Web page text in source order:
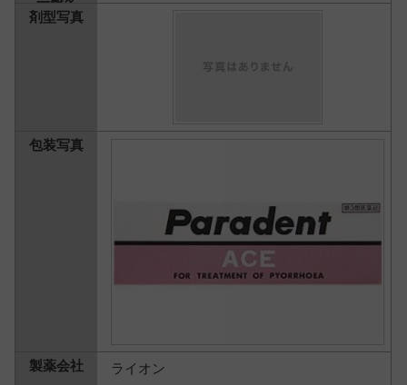
ライオン